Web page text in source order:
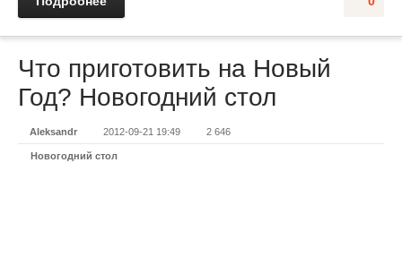
Что приготовить на Новый
Год? Новогодний стол
Aleksandr 2012-09-21 19:49 2 646
Новогодний стол